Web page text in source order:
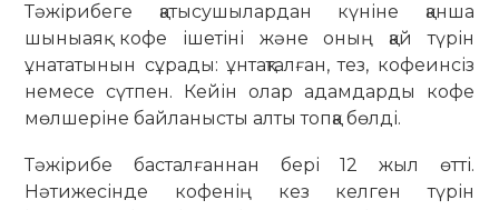
Тәжірибеге қатысушылардан күніне қанша
шыныаяқ кофе ішетіні және оның қай түрін
ұнататынын сұрады: ұнтақталған, тез, кофеинсіз
немесе сүтпен. Кейін олар адамдарды кофе
мөлшеріне байланысты алты топқа бөлді.
Тәжірибе басталғаннан бері 12 жыл өтті.
Нәтижесінде кофенің кез келген түрін